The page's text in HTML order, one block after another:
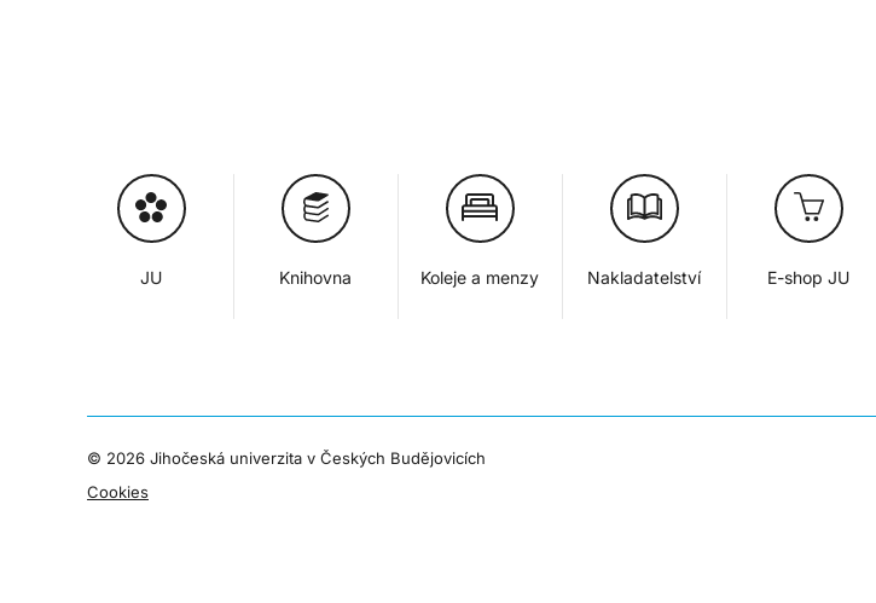
JU Knihovna Koleje a menzy Nakladatelství E-shop JU
© 2026 Jihočeská univerzita v Českých Budějovicích
Cookies